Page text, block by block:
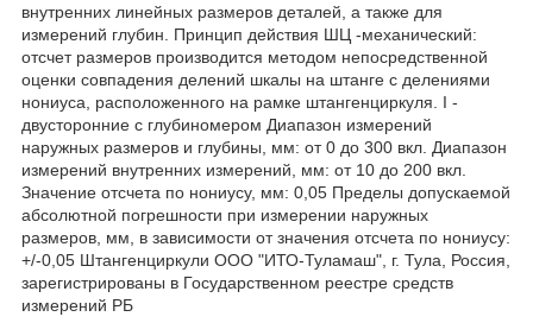
внутренних линейных размеров деталей, а также для
измерений глубин. Принцип действия ШЦ -механический:
отсчет размеров производится методом непосредственной
оценки совпадения делений шкалы на штанге с делениями
нониуса, расположенного на рамке штангенциркуля. I -
двусторонние с глубиномером Диапазон измерений
наружных размеров и глубины, мм: от 0 до 300 вкл. Диапазон
измерений внутренних измерений, мм: от 10 до 200 вкл.
Значение отсчета по нониусу, мм: 0,05 Пределы допускаемой
абсолютной погрешности при измерении наружных
размеров, мм, в зависимости от значения отсчета по нониусу:
+/-0,05 Штангенциркули ООО "ИТО-Туламаш", г. Тула, Россия,
зарегистрированы в Государственном реестре средств
измерений РБ